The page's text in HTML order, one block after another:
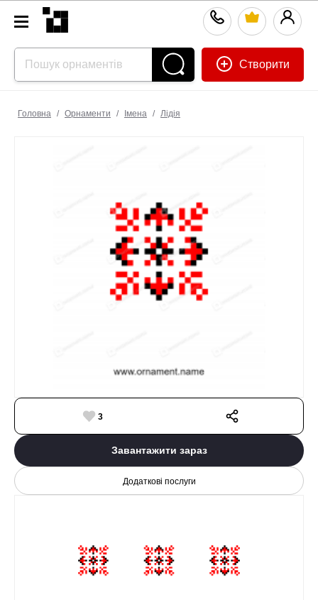
Створити
Головна / Орнаменти / Імена / Лідія
3
Завантажити зараз
Додаткові послуги